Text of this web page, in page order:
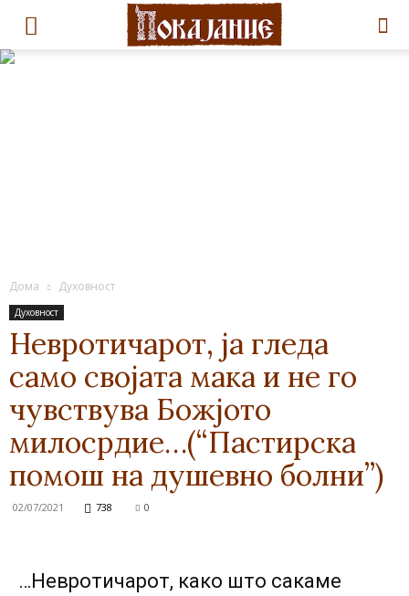
Дома Духовност
Духовност
Невротичарот, ja гледа
само својата мака и не го
чувствува Божјото
милосрдие…(“Пастирска
помош на душевно болни”)
02/07/2021 738 0
…Невротичарот, како што сакаме